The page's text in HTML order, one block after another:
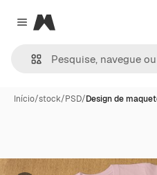
Close menu
Magnific
Início/stock/PSD/Design de